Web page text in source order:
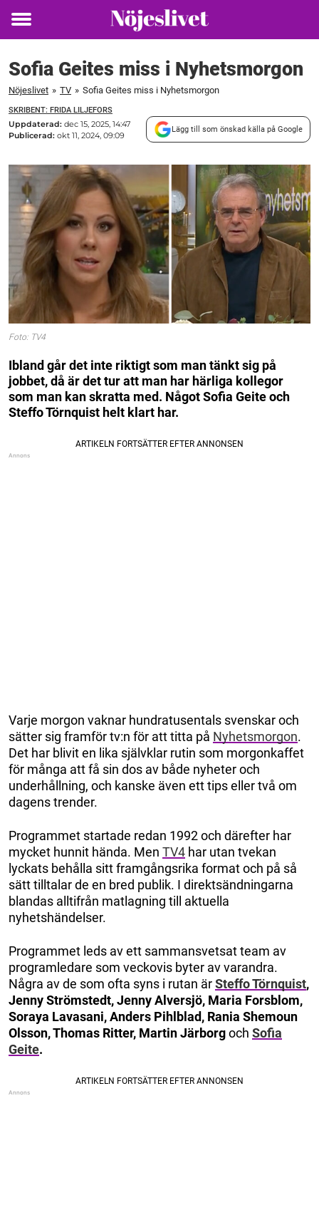
Toggle
Sofia Geites miss i Nyhetsmorgon
Nöjeslivet » TV » Sofia Geites miss i Nyhetsmorgon
SKRIBENT: FRIDA LILJEFORS
Uppdaterad: dec 15, 2025, 14:47
Publicerad: okt 11, 2024, 09:09
Lägg till som önskad källa på Google
Foto: TV4
Ibland går det inte riktigt som man tänkt sig på
jobbet, då är det tur att man har härliga kollegor
som man kan skratta med. Något Sofia Geite och
Steffo Törnquist helt klart har.
Varje morgon vaknar hundratusentals svenskar och
sätter sig framför tv:n för att titta på Nyhetsmorgon.
Det har blivit en lika självklar rutin som morgonkaffet
för många att få sin dos av både nyheter och
underhållning, och kanske även ett tips eller två om
dagens trender.
Programmet startade redan 1992 och därefter har
mycket hunnit hända. Men TV4 har utan tvekan
lyckats behålla sitt framgångsrika format och på så
sätt tilltalar de en bred publik. I direktsändningarna
blandas alltifrån matlagning till aktuella
nyhetshändelser.
Programmet leds av ett sammansvetsat team av
programledare som veckovis byter av varandra.
Några av de som ofta syns i rutan ärSteffo Törnquist,
Jenny Strömstedt, Jenny Alversjö, Maria Forsblom,
Soraya Lavasani, Anders Pihlblad, Rania Shemoun
Olsson, Thomas Ritter, Martin Järborgoch Sofia
Geite.